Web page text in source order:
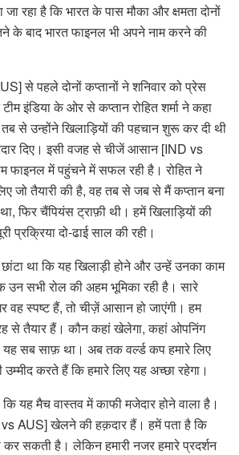
रहा है कि भारत के पास मौका और क्षमता दोनों
के बाद भारत फाइनल भी अपने नाम करने की
से पहले दोनों कप्तानों ने शनिवार को प्रेस
इंडिया के ओर से कप्तान रोहित शर्मा ने कहा
से उन्होंने खिलाड़ियों की पहचान शुरू कर दी थी
दिए। इसी वजह से चीजें आसान [IND vs
फाइनल में पहुंचने में सफल रही है। रोहित ने
जो तैयारी की है, वह तब से जब से मैं कप्तान बना
फिर चैंपियंस ट्राफ़ी थी। हमें खिलाड़ियों की
प्रक्रिया दो-ढाई साल की रही।
था कि यह खिलाड़ी होने और उन्हें उनका काम
उन सभी रोल की अहम भूमिका रही है। सारे
स्पष्ट हैं, तो चीज़ें आसान हो जाएंगी। हम
से तैयार हैं। कौन कहां खेलेगा, कहां ओपनिंग
यह सब साफ़ था। अब तक वर्ल्ड कप हमारे लिए
करते हैं कि हमारे लिए यह अच्छा रहेगा।
कि यह मैच वास्तव में काफी मजेदार होने वाला है।
vs AUS] खेलने की हक़दार हैं। हमें पता है कि
सकती है। लेकिन हमारी नजर हमारे प्रदर्शन